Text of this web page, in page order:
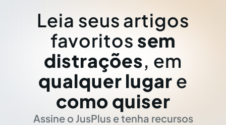
Leia seus artigos
favoritos sem
distrações, em
qualquer lugar e
como quiser
Assine o JusPlus e tenha recursos